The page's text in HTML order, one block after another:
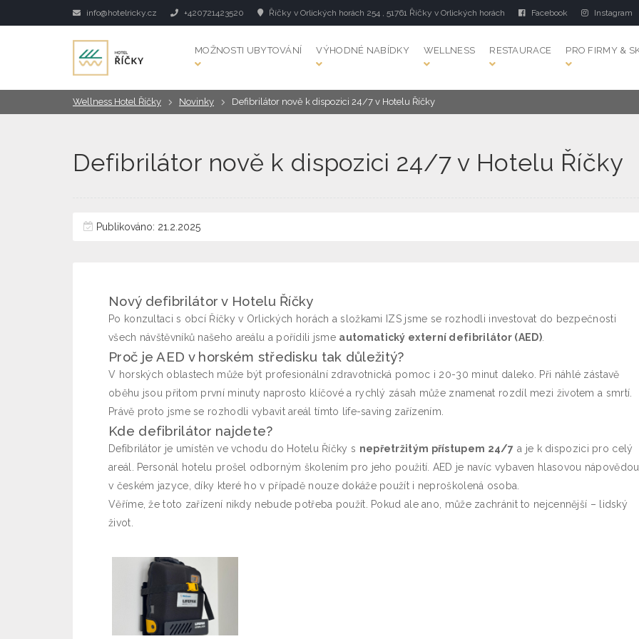
info@hotelricky.cz +420721423520 Říčky v Orlických horách 254 , 51761 Říčky v Orlických horách Facebook Instagram
MOŽNOSTI UBYTOVÁNÍ VÝHODNÉ NABÍDKY WELLNESS RESTAURACE PRO FIRMY &
Wellness Hotel Říčky Novinky Defibrilátor nově k dispozici 24/7 v Hotelu Říčky
Defibrilátor nově k dispozici 24/7 v Hotelu Říčky
Publikováno: 21.2.2025
Nový defibrilátor v Hotelu Říčky
Po konzultaci s obcí Říčky v Orlických horách a složkami IZS jsme se rozhodli investovat do bezpečnosti
všech návštěvníků našeho areálu a pořídili jsme automatický externí defibrilátor (AED).
Proč je AED v horském středisku tak důležitý?
V horských oblastech může být profesionální zdravotnická pomoc i 20-30 minut daleko. Při náhlé zástavě
oběhu jsou přitom první minuty naprosto klíčové a rychlý zásah může znamenat rozdíl mezi životem a smrtí.
Právě proto jsme se rozhodli vybavit areál tímto life-saving zařízením.
Kde defibrilátor najdete?
Defibrilátor je umístěn ve vchodu do Hotelu Říčky s nepřetržitým přístupem 24/7 a je k dispozici pro celý
areál. Personál hotelu prošel odborným školením pro jeho použití. AED je navíc vybaven hlasovou nápovědou
v českém jazyce, díky které ho v případě nouze dokáže použít i neproškolená osoba.
Věříme, že toto zařízení nikdy nebude potřeba použít. Pokud ale ano, může zachránit to nejcennější – lidský
život.